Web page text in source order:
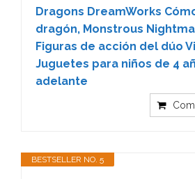
Dragons DreamWorks
dragón, Monstrous
Figuras de acción del dúo
Juguetes para niños de 4
adelante
BESTSELLER NO. 5